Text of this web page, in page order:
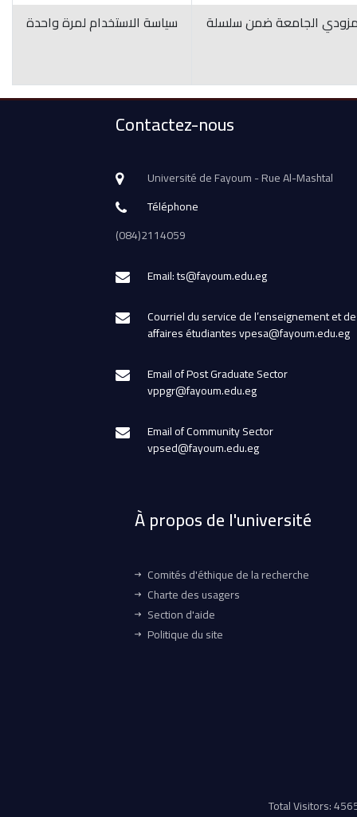
سياسة الاستخدام لمرة واحدة
مزودي الجامعة ضمن سلسلة
Contactez-nous
Université de Fayoum - Rue Al-Mashtal
Téléphone
(084)2114059
Email: ts@fayoum.edu.eg
Courriel du service de l’enseignement et
affaires étudiantes vpesa@fayoum.edu.eg
Email of Post Graduate Sector
vppgr@fayoum.edu.eg
Email of Community Sector
vpsed@fayoum.edu.eg
À propos de l'université
Comités d'éthique de la recherche
Charte des usagers
Section d'aide
Politique du site
Total Visitors: